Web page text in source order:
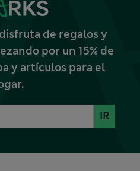
de regalos y
por un 15% de
y artículos para el
IR